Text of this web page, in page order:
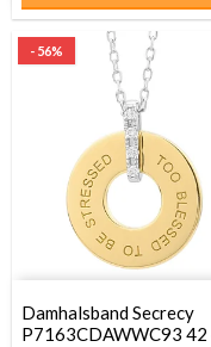
- 56%
Damhalsband Secrecy
P7163CDAWWC93 42